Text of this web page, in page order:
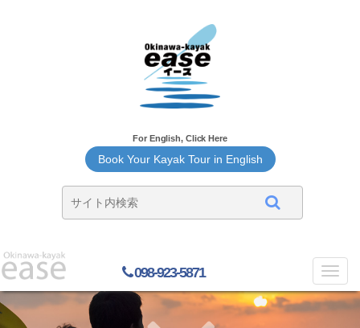
For English, Click Here
Book Your Kayak Tour in English
098-923-5871